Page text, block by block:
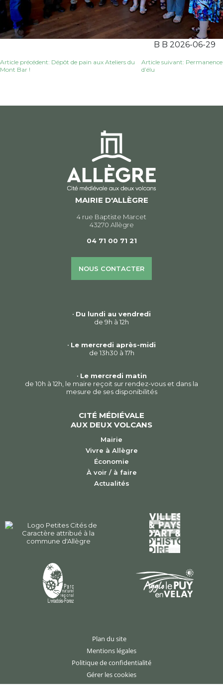
B B 2026-06-29
Navigation
l’article
Article précédent: Dépôt de pain aux Ateliers du
Mont Bar !
Article suivant: Permanence
d’élu
MAIRIE D'ALLÈGRE
4 rue Baptiste Marcet
43270 Allègre
04 71 00 71 21
NOUS CONTACTER
• Du lundi au vendredi
de 9h à 12h
• Le mercredi après-midi
de 13h30 à 17h
• Le mercredi matin
de 10h à 12h, le maire reçoit sur rendez-vous et dans la
mesure de ses disponibilités
CITÉ MÉDIÉVALE
AUX DEUX VOLCANS
Mairie
Vivre à Allègre
Économie
À voir / à faire
Actualités
Plan du site
Mentions légales
Politique de confidentialité
Gérer les cookies